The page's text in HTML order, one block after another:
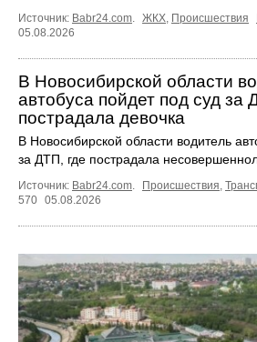
Источник: Babr24.com ЖКХ Происшествия
05.08.2026
В Новосибирской области
автобуса пойдет под суд за
пострадала девочка
В Новосибирской области водитель
за ДТП, где пострадала
Источник: Babr24.com. Происшествия,
570 05.08.2026